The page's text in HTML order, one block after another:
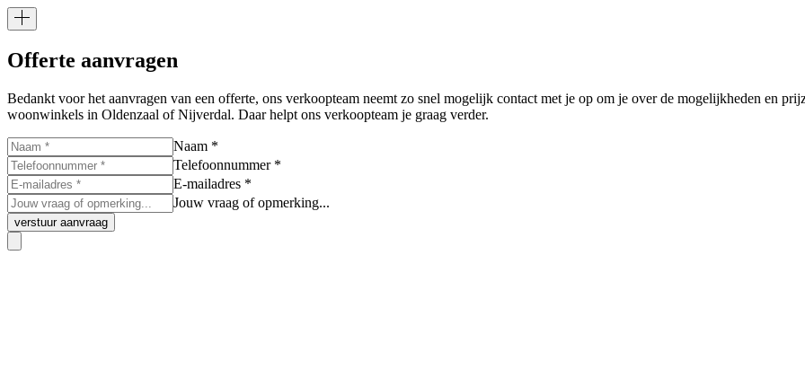
Offerte aanvragen
Bedankt voor het aanvragen van een offerte, ons verkoopteam neemt zo snel mogelijk contact met je op om je over de mogelijkheden en
woonwinkels in Oldenzaal of Nijverdal. Daar helpt ons verkoopteam je graag verder.
Naam *
Telefoonnummer *
E-mailadres *
Jouw vraag of opmerking...
verstuur aanvraag